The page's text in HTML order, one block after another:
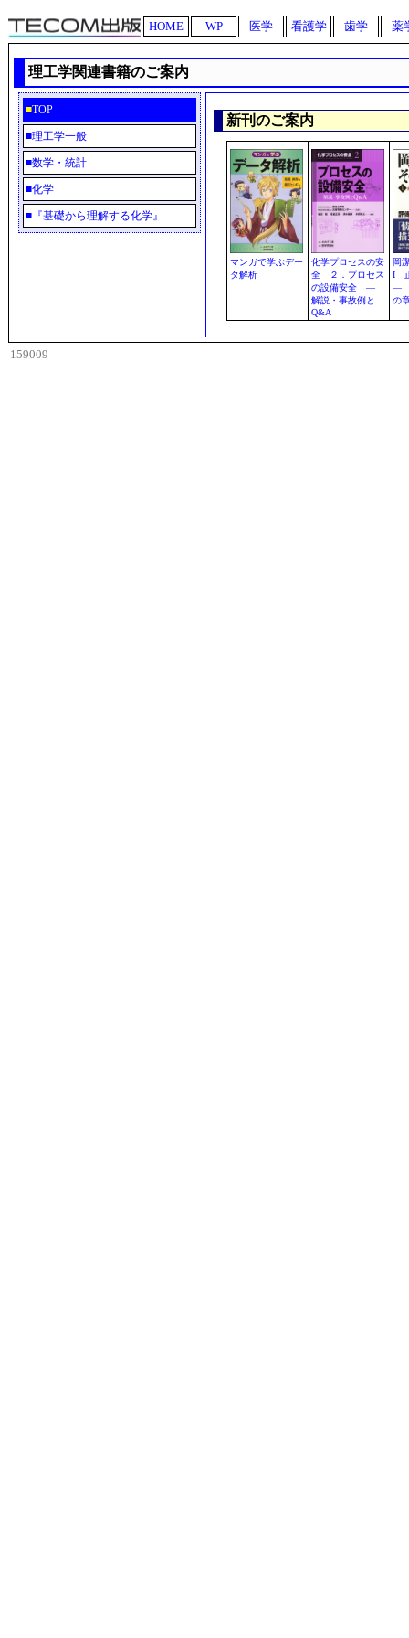
HOME WP 医学 看護学 歯学 薬
理工学関連書籍のご案内
■TOP
■理工学一般
■数学・統計
■化学
■ 『基礎から理解する化学』
新刊のご案内
マンガで学ぶデー
タ解析
化学プロセスの安
全 ２．プロセス
の設備安全 ―
解説・事故例と
Q&A
岡
I
―
の
159009